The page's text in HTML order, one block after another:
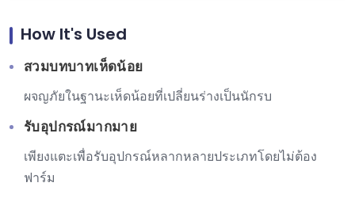
How It's Used
สวมบทบาทเห็ดน้อย
ผจญภัยในฐานะเห็ดน้อยที่เปลี่ยนร่างเป็นนักรบ
รับอุปกรณ์มากมาย
เพียงแตะเพื่อรับอุปกรณ์หลากหลายประเภทโดยไม่ต้อง
ฟาร์ม